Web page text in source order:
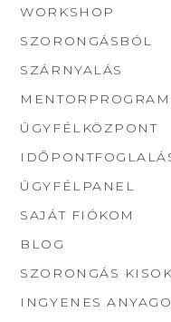
WORKSHOP
SZORONGÁSBÓL
SZÁRNYALÁS
MENTORPROGRAM
ÜGYFÉLKÖZPONT
ÜGYFÉLPANEL
SAJÁT FIÓKOM
BLOG
SZORONGÁS
INGYENES